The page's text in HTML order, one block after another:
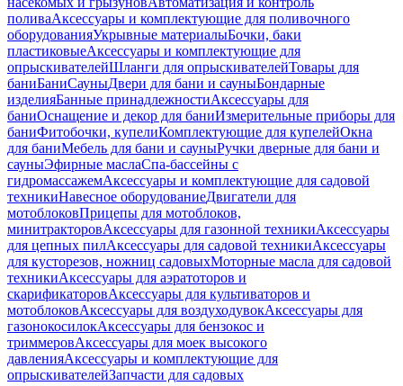
поливаАксессуары и комплектующие для поливочного
оборудованияУкрывные материалыБочки, баки
пластиковыеАксессуары и комплектующие для
опрыскивателейШланги для опрыскивателейТовары для
баниБаниСауныДвери для бани и сауныБондарные
изделияБанные принадлежностиАксессуары для
баниОснащение и декор для баниИзмерительные приборы для
баниФитобочки, купелиКомплектующие для купелейОкна
для баниМебель для бани и сауныРучки дверные для бани и
сауныЭфирные маслаСпа-бассейны с
гидромассажемАксессуары и комплектующие для садовой
техникиНавесное оборудованиеДвигатели для
мотоблоковПрицепы для мотоблоков,
минитракторовАксессуары для газонной техникиАксессуары
для цепных пилАксессуары для садовой техникиАксессуары
для кусторезов, ножниц садовыхМоторные масла для садовой
техникиАксессуары для аэратоторов и
скарификаторовАксессуары для культиваторов и
мотоблоковАксессуары для воздуходувокАксессуары для
газонокосилокАксессуары для бензокос и
триммеровАксессуары для моек высокого
давленияАксессуары и комплектующие для
опрыскивателейЗапчасти для садовых